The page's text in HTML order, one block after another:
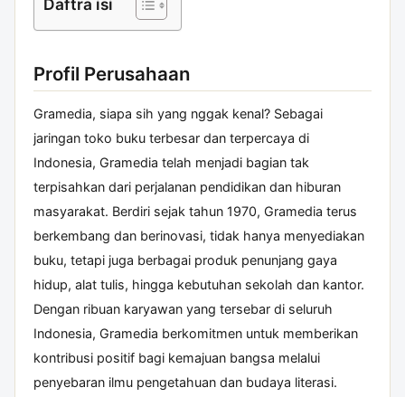
Daftra isi
Profil Perusahaan
Gramedia, siapa sih yang nggak kenal? Sebagai
jaringan toko buku terbesar dan terpercaya di
Indonesia, Gramedia telah menjadi bagian tak
terpisahkan dari perjalanan pendidikan dan hiburan
masyarakat. Berdiri sejak tahun 1970, Gramedia terus
berkembang dan berinovasi, tidak hanya menyediakan
buku, tetapi juga berbagai produk penunjang gaya
hidup, alat tulis, hingga kebutuhan sekolah dan kantor.
Dengan ribuan karyawan yang tersebar di seluruh
Indonesia, Gramedia berkomitmen untuk memberikan
kontribusi positif bagi kemajuan bangsa melalui
penyebaran ilmu pengetahuan dan budaya literasi.